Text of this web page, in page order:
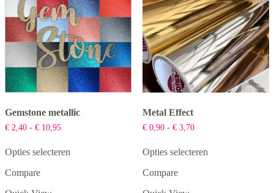
Gemstone metallic
€ 2,40 - € 10,95Prijsklasse:
€ 10,95
Opties selecteren
product
Compare
Metal Effect
€0,90 - €3,70Prijsklasse:
€ 3,70
Opties selecteren
product
Compare